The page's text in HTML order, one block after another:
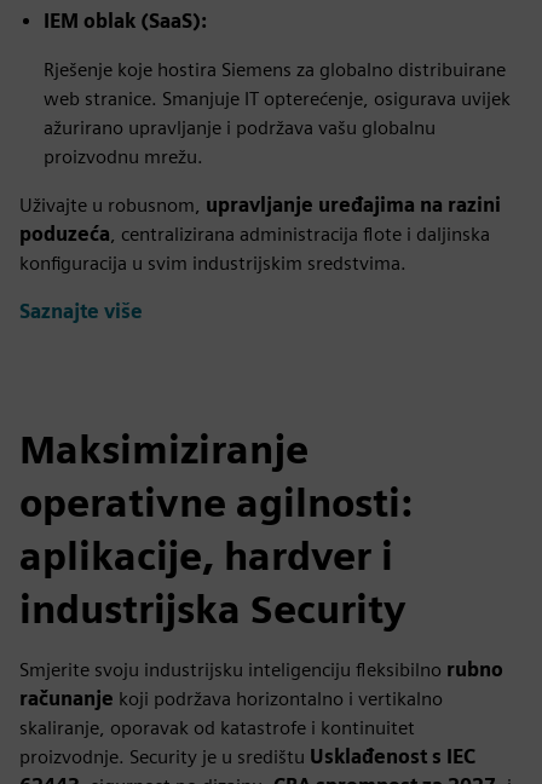
IEM oblak (SaaS):
Rješenje koje hostira Siemens za globalno distribuirane
web stranice. Smanjuje IT opterećenje, osigurava uvijek
ažurirano upravljanje i podržava vašu globalnu
proizvodnu mrežu.
Uživajte u robusnom, upravljanje uređajima na razini
poduzeća, centralizirana administracija flote i daljinska
konfiguracija u svim industrijskim sredstvima.
Saznajte više
Maksimiziranje
operativne agilnosti:
aplikacije, hardver i
industrijska Security
Smjerite svoju industrijsku inteligenciju fleksibilno rubno
računanje koji podržava horizontalno i vertikalno
skaliranje, oporavak od katastrofe i kontinuitet
proizvodnje. Security je u središtu Usklađenost s IEC